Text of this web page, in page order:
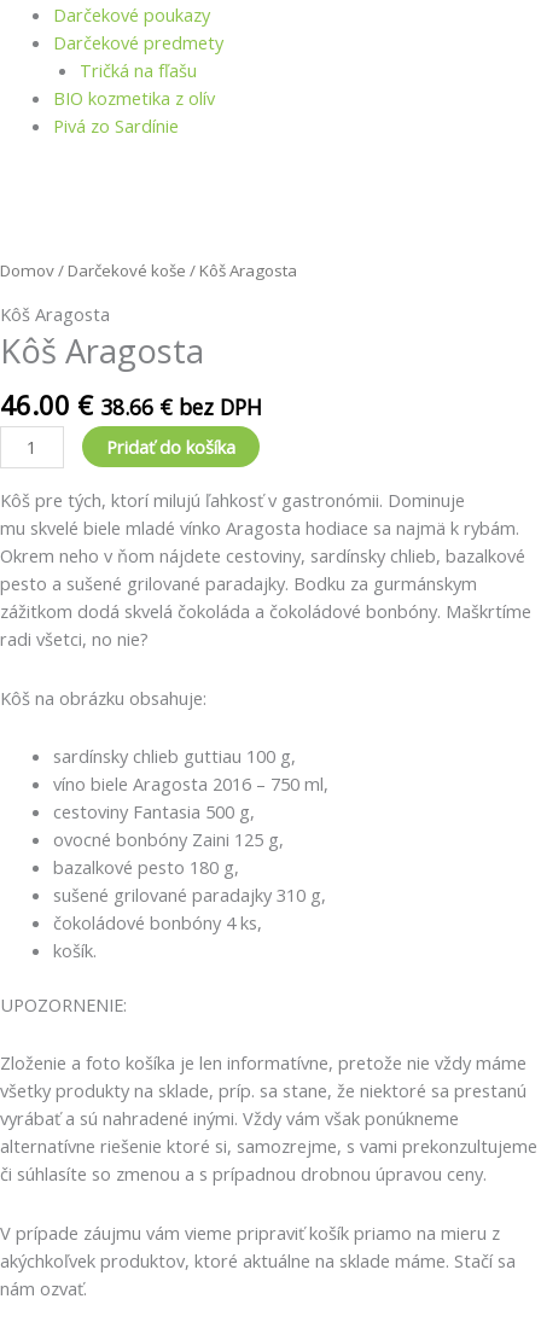
Darčekové poukazy
Darčekové predmety
Tričká na fľašu
BIO kozmetika z olív
Pivá zo Sardínie
Domov/ Darčekové koše / Kôš Aragosta
Kôš Aragosta
Kôš Aragosta
46.00 € 38.66 € bez DPH
Pridať do košíka
Kôš pre tých, ktorí milujú ľahkosť v gastronómii. Dominuje
mu skvelé biele mladé vínko Aragosta hodiace sa najmä k rybám.
Okrem neho v ňom nájdete cestoviny, sardínsky chlieb, bazalkové
pesto a sušené grilované paradajky. Bodku za gurmánskym
zážitkom dodá skvelá čokoláda a čokoládové bonbóny. Maškrtíme
radi všetci, no nie?
Kôš na obrázku obsahuje:
sardínsky chlieb guttiau 100 g,
víno biele Aragosta 2016 – 750 ml,
cestoviny Fantasia 500 g,
ovocné bonbóny Zaini 125 g,
bazalkové pesto 180 g,
sušené grilované paradajky 310 g,
čokoládové bonbóny 4 ks,
košík.
UPOZORNENIE:
Zloženie a foto košíka je len informatívne, pretože nie vždy máme
všetky produkty na sklade, príp. sa stane, že niektoré sa prestanú
vyrábať a sú nahradené inými. Vždy vám však ponúkneme
alternatívne riešenie ktoré si, samozrejme, s vami prekonzultujeme
či súhlasíte so zmenou a s prípadnou drobnou úpravou ceny.
V prípade záujmu vám vieme pripraviť košík priamo na mieru z
akýchkoľvek produktov, ktoré aktuálne na sklade máme. Stačí sa
nám ozvať.